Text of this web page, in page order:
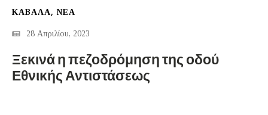
ΚΑΒΆΛΑ, ΝΕΑ
28 Απριλίου, 2023
Ξεκινά η πεζοδρόμηση της οδού
Εθνικής Αντιστάσεως